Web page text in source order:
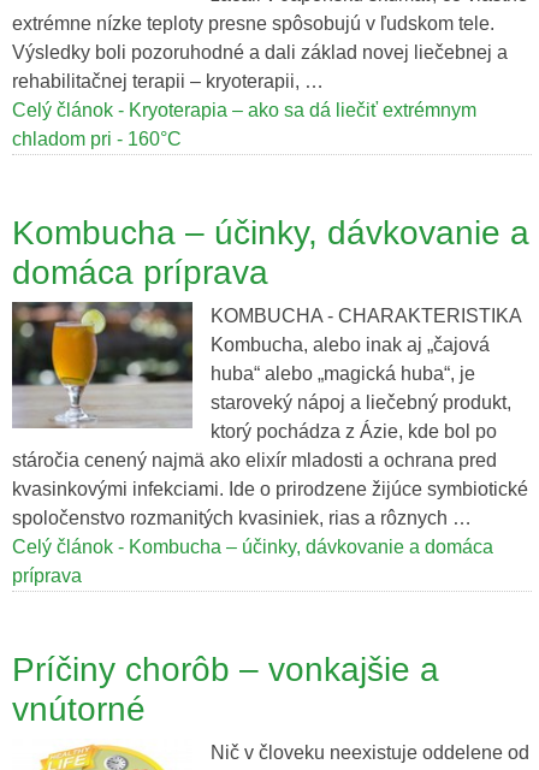
extrémne nízke teploty presne spôsobujú v ľudskom tele.
Výsledky boli pozoruhodné a dali základ novej liečebnej a
rehabilitačnej terapii – kryoterapii, …
Celý článok - Kryoterapia – ako sa dá liečiť extrémnym
chladom pri - 160°C
Kombucha – účinky, dávkovanie a
domáca príprava
KOMBUCHA - CHARAKTERISTIKA
Kombucha, alebo inak aj „čajová
huba“ alebo „magická huba“, je
staroveký nápoj a liečebný produkt,
ktorý pochádza z Ázie, kde bol po
stáročia cenený najmä ako elixír mladosti a ochrana pred
kvasinkovými infekciami. Ide o prirodzene žijúce symbiotické
spoločenstvo rozmanitých kvasiniek, rias a rôznych …
Celý článok - Kombucha – účinky, dávkovanie a domáca
príprava
Príčiny chorôb – vonkajšie a
vnútorné
Nič v človeku neexistuje oddelene od